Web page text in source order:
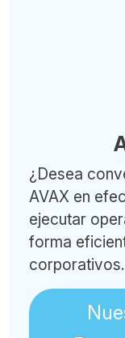
¿Desea
AVAX en
ejecutar
forma
corporativos.